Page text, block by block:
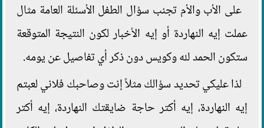
على الأب والأم تجنب سؤال الطفل الأسئلة العامة مثال
عملت إيه النهاردة أو إيه الأخبار لكون النتيجة المتوقعة
ستكون الحمد لله وكويس دون ذكر أي تفاصيل عن يومه.
لذا عليكي تحديد سؤالك مثلاً إنت وصاحبك فلاني لعبتم
إيه النهاردة، إيه أكتر حاجة ضايقتك النهاردة، إيه أكتر